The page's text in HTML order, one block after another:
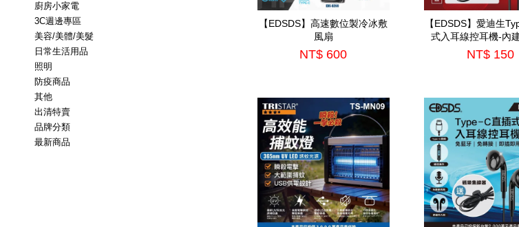
廚房小家電
3C週邊專區
美容/美體/美髮
日常生活用品
照明
防疫商品
其他
出清特賣
品牌分類
最新商品
【EDSDS】高速數位製冷冰敷
風扇
NT$ 600
【EDSDS】愛迪生
式入耳線控耳機-內
(EDS-C538)
NT$ 150